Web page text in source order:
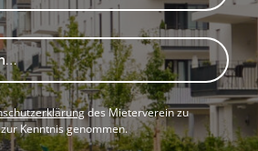
des Mieterverein zu
Kenntnis genommen.